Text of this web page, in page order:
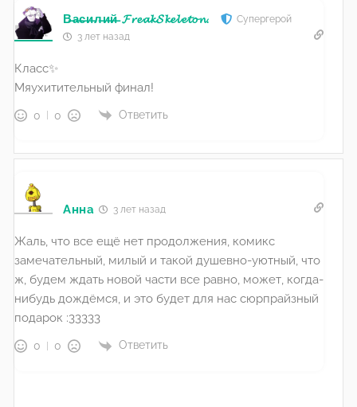
В̶а̶с̶и̶л̶и̶й̶ 𝓕𝓻𝓮𝓪𝓴𝓢𝓴𝓮𝓵𝓮𝓽𝓸𝓷.
Супергерой
3 лет назад
Класс✨
Мяухитительный финал!
0 0 Ответить
Анна 3 лет назад
Жаль, что все ещё нет продолжения, комикс
замечательный, милый и такой душевно-уютный, что
ж, будем ждать новой части все равно, может, когда-
нибудь дождёмся, и это будет для нас сюрпрайзный
подарок :33333
0 0 Ответить